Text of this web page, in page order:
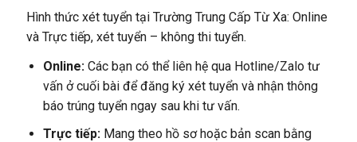
Hình thức xét tuyển tại Trường Trung Cấp Từ Xa: Online
và Trực tiếp, xét tuyển – không thi tuyển.
Online:Các bạn có thể liên hệ qua Hotline/Zalo tư
vấn ở cuối bài để đăng ký xét tuyển và nhận thông
báo trúng tuyển ngay sau khi tư vấn.
Trực tiếp: Mang theo hồ sơ hoặc bản scan bằng